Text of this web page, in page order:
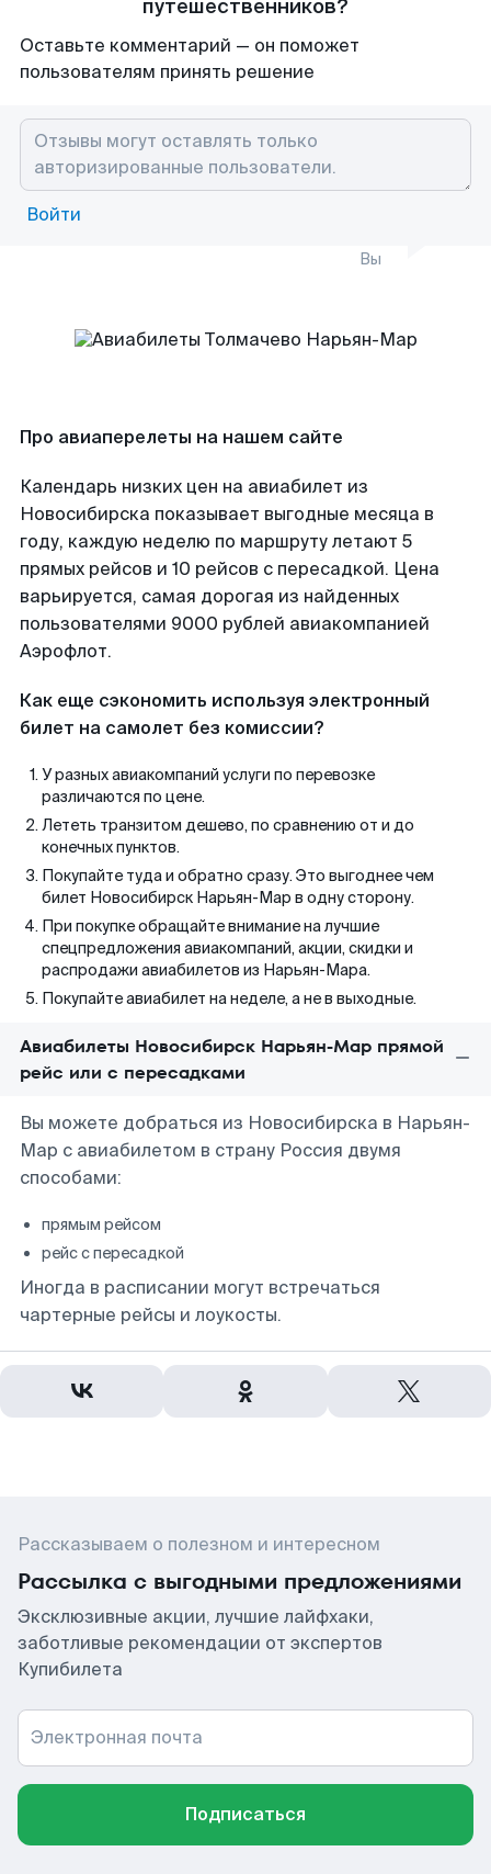
путешественников?
Оставьте комментарий — он поможет
пользователям принять решение
Войти
Вы
Про авиаперелеты на нашем сайте
Календарь низких цен на авиабилет из
Новосибирска показывает выгодные месяца в
году, каждую неделю по маршруту летают 5
прямых рейсов и 10 рейсов с пересадкой. Цена
варьируется, самая дорогая из найденных
пользователями 9000 рублей авиакомпанией
Аэрофлот.
Как еще сэкономить используя электронный
билет на самолет без комиссии?
У разных авиакомпаний услуги по перевозке
различаются по цене.
Лететь транзитом дешево, по сравнению от и до
конечных пунктов.
Покупайте туда и обратно сразу. Это выгоднее чем
билет Новосибирск Нарьян-Мар в одну сторону.
При покупке обращайте внимание на лучшие
спецпредложения авиакомпаний, акции, скидки и
распродажи авиабилетов из Нарьян-Мара.
Покупайте авиабилет на неделе, а не в выходные.
Авиабилеты Новосибирск Нарьян-Мар прямой
рейс или с пересадками
Вы можете добраться из Новосибирска в Нарьян-
Мар с авиабилетом в страну Россия двумя
способами:
прямым рейсом
рейс с пересадкой
Иногда в расписании могут встречаться
чартерные рейсы и лоукосты.
Рассказываем о полезном и интересном
Рассылка с выгодными предложениями
Эксклюзивные акции, лучшие лайфхаки,
заботливые рекомендации от экспертов
Купибилета
Электронная почта
Подписаться